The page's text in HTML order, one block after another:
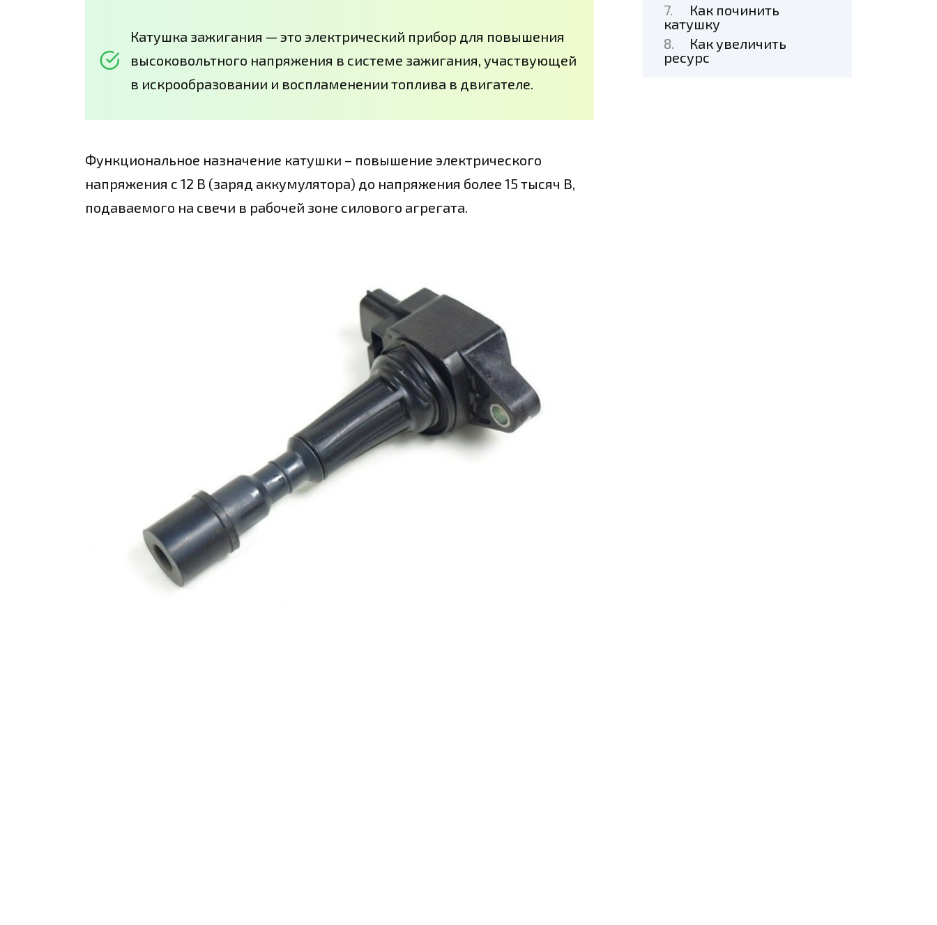
Катушка зажигания — это электрический прибор для повышения
высоковольтного напряжения в системе зажигания, участвующей
в искрообразовании и воспламенении топлива в двигателе.
Функциональное назначение катушки – повышение электрического
напряжения с 12 В (заряд аккумулятора) до напряжения более 15 тысяч В,
подаваемого на свечи в рабочей зоне силового агрегата.
Как починить
катушку
Как увеличить
ресурс